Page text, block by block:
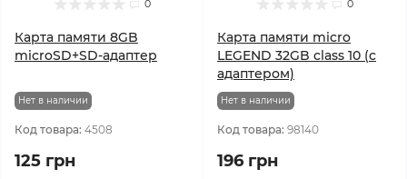
0
Карта памяти 8GB
microSD+SD-адаптер
Нет в наличии
Код товара: 4508
125 грн
0
Карта памяти micro
LEGEND 32GB class 10 (c
адаптером)
Нет в наличии
Код товара: 98140
196 грн